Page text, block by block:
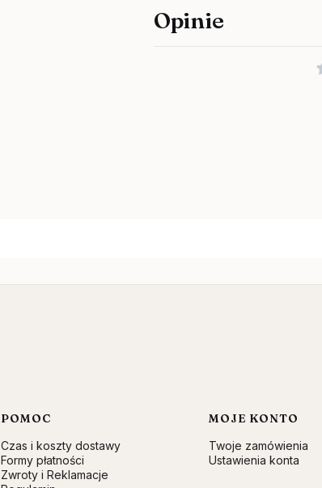
Opinie
Linki w stopce
POMOC
Czas i koszty dostawy
Formy płatności
Zwroty i Reklamacje
MOJE KONTO
Twoje zamówienia
Ustawienia konta